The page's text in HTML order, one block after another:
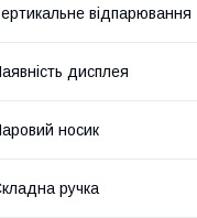
відпарювання
дисплея
носик
ручка